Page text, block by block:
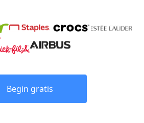
Begin gratis